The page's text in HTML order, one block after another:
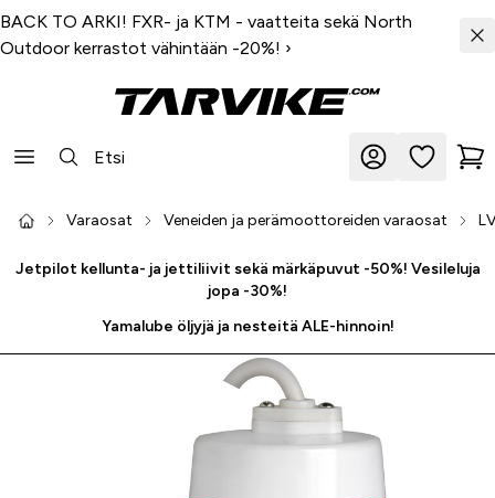
BACK TO ARKI! FXR- ja KTM - vaatteita sekä North
Outdoor kerrastot vähintään -20%! ›
Varaosat Veneiden ja perämoottoreiden varaosat
Jetpilot kellunta- ja jettiliivit sekä märkäpuvut -50%! Vesileluja
jopa -30%!
Yamalube öljyjä ja nesteitä ALE-hinnoin!